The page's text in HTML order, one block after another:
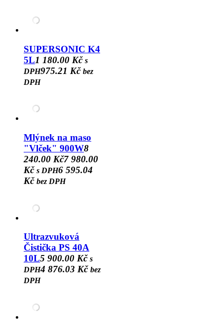
SUPERSONIC K4
5L1 180.00 Kč s
DPH975.21 Kč bez
DPH
Mlýnek na maso
"Vlček" 900W8
240.00 Kč7 980.00
Kč s DPH6 595.04
Kč bez DPH
Ultrazvuková
Čistička PS 40A
10L5 900.00 Kč s
DPH4 876.03 Kč bez
DPH